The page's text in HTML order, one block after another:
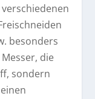
besonders
die
sondern